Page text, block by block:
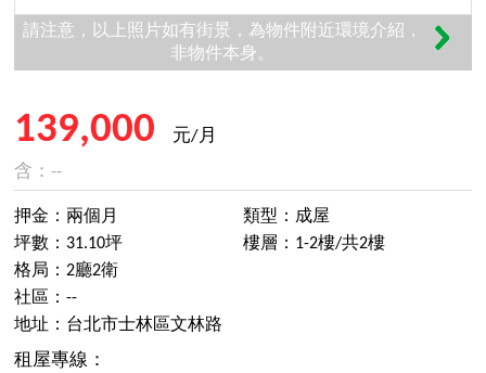
請注意，以上照片如有街景，為物件附近環境介紹，
非物件本身。
139,000
元/月
含：--
押金：兩個月
坪數：31.10坪
類型：成屋
樓層：1-2樓/共2樓
格局：2廳2衛
社區：--
地址：台北市士林區文林路
租屋專線：